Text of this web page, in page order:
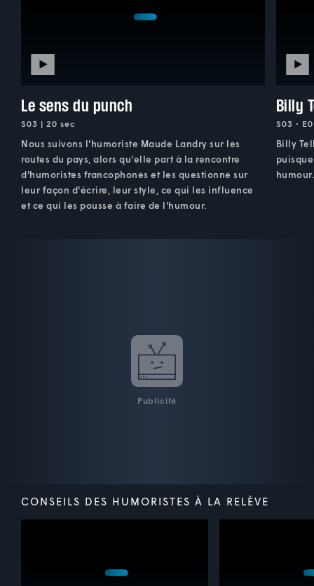
Le sens du punch
S03 | 20 sec
Nous suivons l'humoriste Maude Landry sur les
routes du pays, alors qu'elle part à la rencontre
d'humoristes francophones et les questionne sur
leur façon d'écrire, leur style, ce qui les influence
et ce qui les pousse à faire de l'humour.
Billy
S03 •
Billy
Publicité
CONSEILS DES HUMORISTES À LA RELÈVE